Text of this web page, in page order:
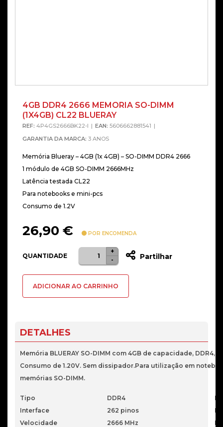
4GB DDR4 2666 MEMORIA SO-DIMM
(1X4GB) CL22 BLUERAY
REF: 4P4GS2666BK22-I EAN: 5606662881541
GARANTIA DA MARCA: 3 ANOS
Memória Blueray – 4GB (1x 4GB) – SO-DIMM DDR4 2666
1 módulo de 4GB SO-DIMM 2666MHz
Latência testada CL22
Para notebooks e mini-pcs
Consumo de 1.2V
26,90 € POR ENCOMENDA
QUANTIDADE
Quantidade
de
DDR4
DIMM
(1X4GB)
CL22
BLUERAY
-
+
Partilhar
ADICIONAR AO CARRINHO
DETALHES
Memória BLUERAY SO-DIMM com 4GB de capacidade, DDR4,
Consumo de 1.20V. Sem dissipador.Para utilização em
memórias SO-DIMM.
Tipo
DDR4
Interface
262 pinos
Velocidade
2666 MHz